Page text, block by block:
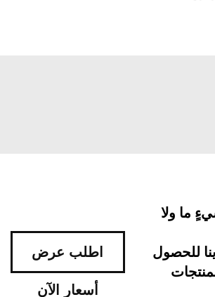
ما ولا
للحصول
اطلب عرض
أسعار الآن